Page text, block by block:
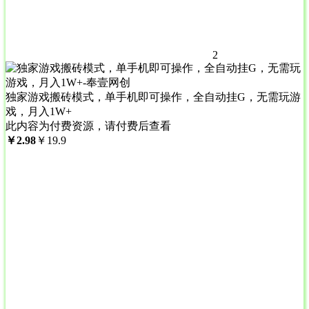
2
独家游戏搬砖模式，单手机即可操作，全自动挂G，无需玩游
戏，月入1W+
此内容为付费资源，请付费后查看
￥2.98 ￥ 19.9